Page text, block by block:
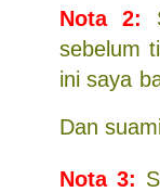
Nota 2:
sebelum
ini saya
Dan
Nota 3: